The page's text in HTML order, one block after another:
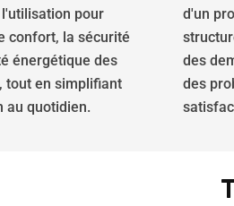
pour
confort, la sécurité
énergétique des
tout en simplifiant
au quotidien.
d'un
des
des